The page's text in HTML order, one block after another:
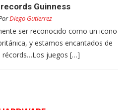
Guinness
Diego Gutierrez
ser reconocido como un icono
y estamos encantados de
récords…Los juegos […]